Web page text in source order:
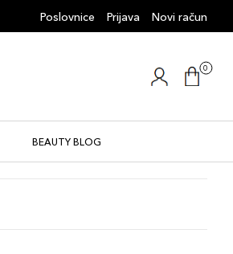
Poslovnice Prijava Novi račun
0
BEAUTY BLOG